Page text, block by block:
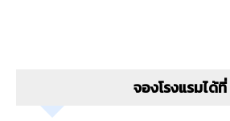
จองโรงแรมได้ที่